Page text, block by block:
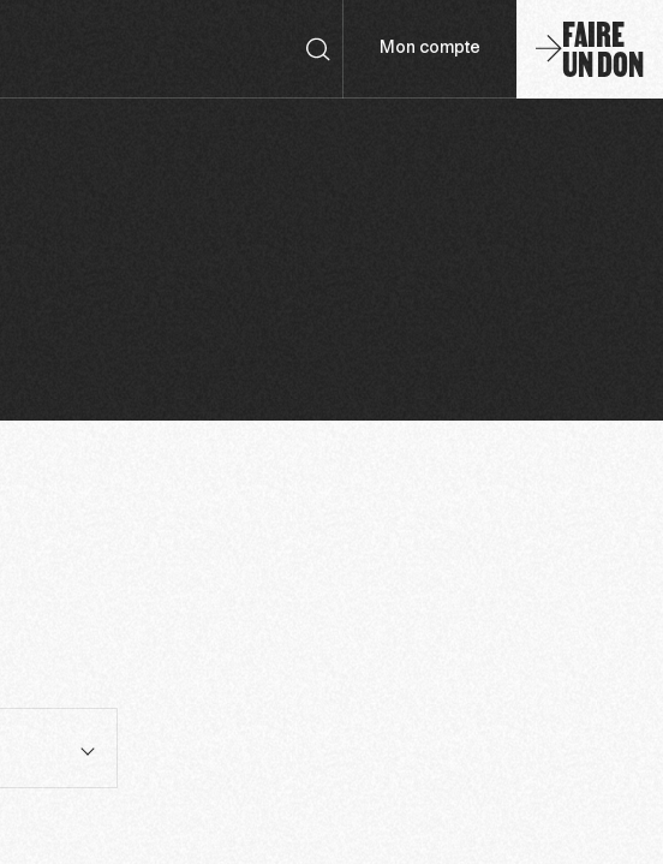
Mon compte FAIRE
UN DON